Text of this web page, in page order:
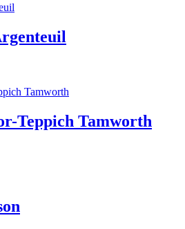
Teppich Tamworth